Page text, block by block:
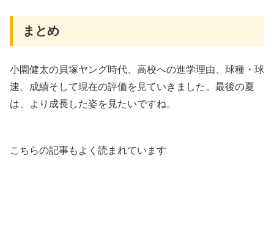
まとめ
小園健太の貝塚ヤング時代、高校への進学理由、球種・球
速、成績そして現在の評価を見ていきました。最後の夏
は、より成長した姿を見たいですね。
こちらの記事もよく読まれています